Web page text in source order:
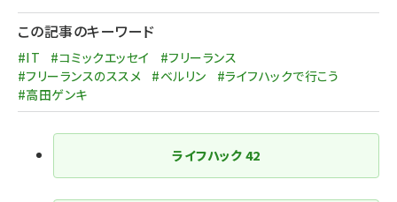
この記事のキーワード
#IT #コミックエッセイ
#フリーランス
#フリーランスのススメ
#ベルリン
#ライフハックで行こう
#高田ゲンキ
ライフハック 42